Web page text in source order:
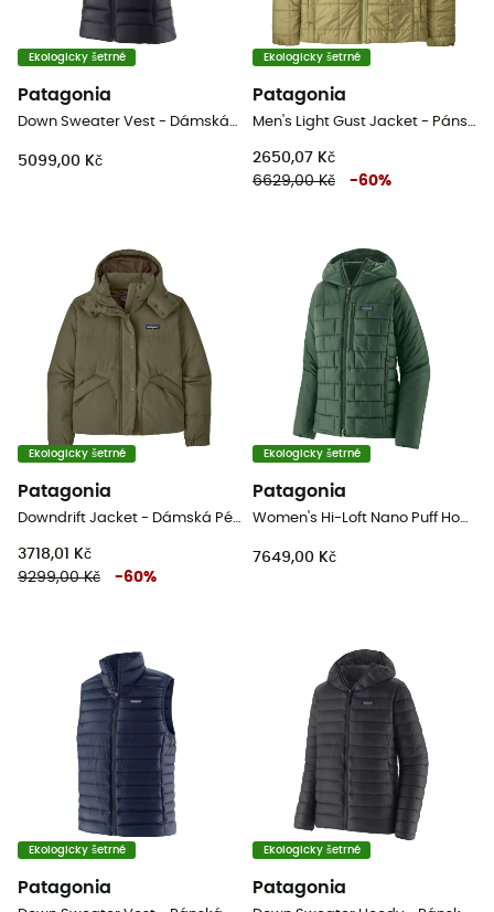
Ekologicky šetrné
Patagonia
Down Sweater Vest - DámskáPéřova bez rukávů
5099,00 Kč
Ekologicky šetrné
Patagonia
Men's Light Gust Jacket - Pánská péřova
2650,07 Kč
6629,00 Kč
-60%
Ekologicky šetrné
Patagonia
Downdrift Jacket - Dámská Péřová bunda
3718,01 Kč
9299,00 Kč
-60%
Ekologicky šetrné
Patagonia
Women's Hi-Loft Nano Puff Hoody - Dámská péřova
7649,00 Kč
Ekologicky šetrné
Patagonia
Ekologicky šetrné
Patagonia